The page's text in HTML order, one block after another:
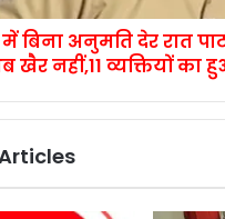
बिना अनुमति देर रात
खैर नहीं,11 व्यक्तियों का